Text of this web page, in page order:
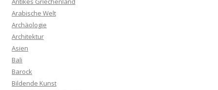
Arabische Welt
Archäologie
Architektur
Asien
Bali
Barock
Bildende Kunst